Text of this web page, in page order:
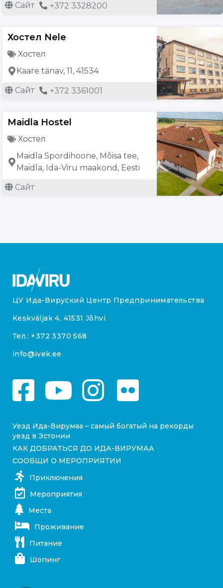
Сайт +372 3328200
Хостел Nele
Хостел
Kaare tänav, 11, 41534
Сайт +372 3361001
Maidla Hostel
Хостел
Maidla Spordihoone, Mõisa tee,
Maidla, Ida-Viru maakond, Eesti
Сайт
ЦУ Ида-Вируский Центр Предпринимательства
Keskväljak 4, 41531 Jõhvi
Тел.: +372 3370 568
info@ivek.ee
Уезд Ида-Вирумаа – самый богатый на рекорды
уезд в Эстонии
КАК ДОБРАТЬСЯ ДО ИДА-ВИРУМАА
СООБЩИ О МЕРОПРИЯТИИ
Приключения
Мероприятия
Места
Проживание
Питание
Шопинг